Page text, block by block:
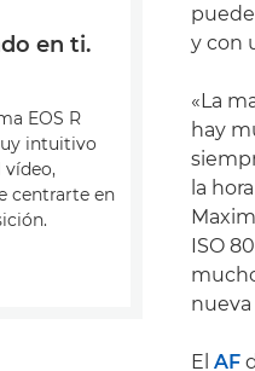
y con
«La
hay
la
ISO
nueva
El AF
en ti.
EOS R
intuitivo
vídeo,
centrarte en